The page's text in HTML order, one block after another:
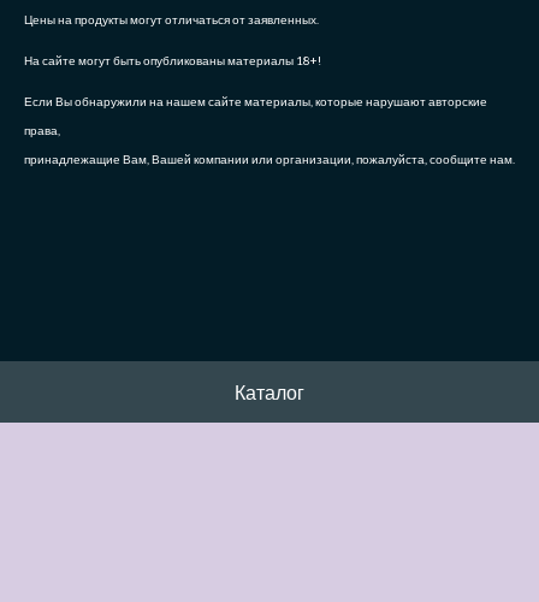
Цены на продукты могут отличаться от заявленных.
На сайте могут быть опубликованы материалы 18+!
Если Вы обнаружили на нашем сайте материалы, которые нарушают авторские
права,
принадлежащие Вам, Вашей компании или организации, пожалуйста, сообщите нам.
Каталог